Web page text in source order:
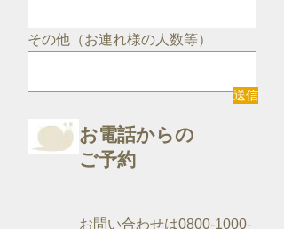
その他（お連れ様の人数等）
送信
お電話からの
ご予約
お問い合わせは0800-1000-